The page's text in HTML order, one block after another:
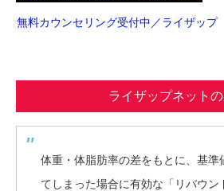
無料カウンセリング受付中／ライザップ
ライザップネット
体重・体脂肪率の差をもとに、基準
てしまった場合に有効な「リバウン